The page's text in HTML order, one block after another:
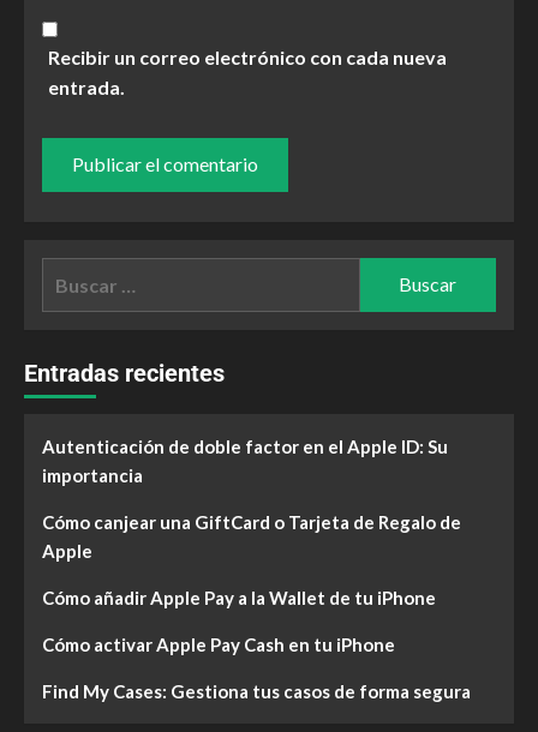
Recibir un correo electrónico con cada nueva
entrada.
Entradas recientes
Autenticación de doble factor en el Apple ID: Su
importancia
Cómo canjear una GiftCard o Tarjeta de Regalo de
Apple
Cómo añadir Apple Pay a la Wallet de tu iPhone
Cómo activar Apple Pay Cash en tu iPhone
Find My Cases: Gestiona tus casos de forma segura